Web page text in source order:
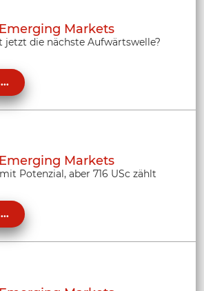
Markets
jetzt die nächste Aufwärtswelle?
Markets
Potenzial, aber 716 USc zählt